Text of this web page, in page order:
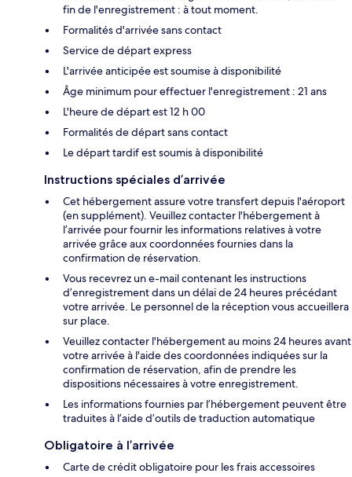
fin de l'enregistrement : à tout moment.
Formalités d'arrivée sans contact
Service de départ express
L'arrivée anticipée est soumise à disponibilité
Âge minimum pour effectuer l'enregistrement : 21 ans
L'heure de départ est 12 h 00
Formalités de départ sans contact
Le départ tardif est soumis à disponibilité
Instructions spéciales d’arrivée
Cet hébergement assure votre transfert depuis l'aéroport
(en supplément). Veuillez contacter l'hébergement à
l’arrivée pour fournir les informations relatives à votre
arrivée grâce aux coordonnées fournies dans la
confirmation de réservation.
Vous recevrez un e-mail contenant les instructions
d’enregistrement dans un délai de 24 heures précédant
votre arrivée. Le personnel de la réception vous accueillera
sur place.
Veuillez contacter l'hébergement au moins 24 heures avant
votre arrivée à l'aide des coordonnées indiquées sur la
confirmation de réservation, afin de prendre les
dispositions nécessaires à votre enregistrement.
Les informations fournies par l’hébergement peuvent être
traduites à l’aide d’outils de traduction automatique
Obligatoire à l’arrivée
Carte de crédit obligatoire pour les frais accessoires